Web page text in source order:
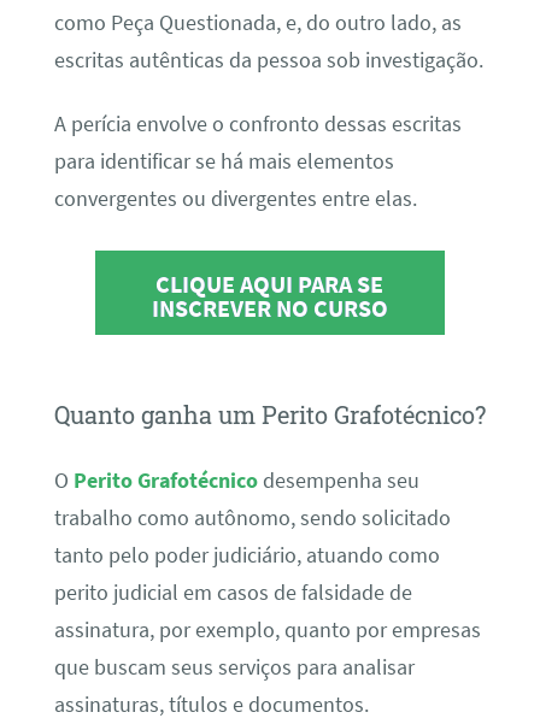
como Peça Questionada, e, do outro lado, as
escritas autênticas da pessoa sob investigação.
A perícia envolve o confronto dessas escritas
para identificar se há mais elementos
convergentes ou divergentes entre elas.
CLIQUE AQUI PARA SE
INSCREVER NO CURSO
Quanto ganha um Perito Grafotécnico?
O Perito Grafotécnicodesempenha seu
trabalho como autônomo, sendo solicitado
tanto pelo poder judiciário, atuando como
perito judicial em casos de falsidade de
assinatura, por exemplo, quanto por empresas
que buscam seus serviços para analisar
assinaturas, títulos e documentos.